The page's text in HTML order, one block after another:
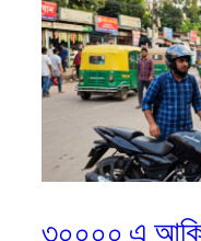
৩০০০০ এ